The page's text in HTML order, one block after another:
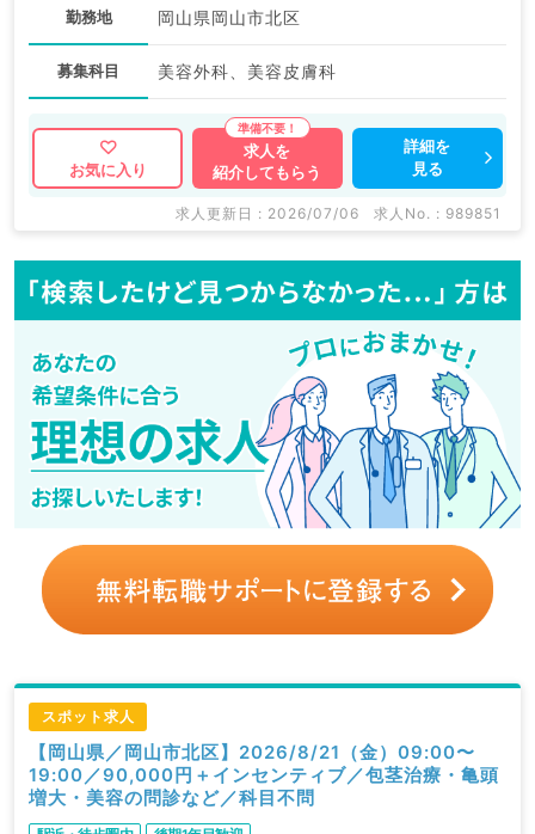
勤務地 岡山県岡山市北区
募集科目 美容外科、美容皮膚科
お気に入り
求人を
紹介してもらう
詳細を
見る
求人更新日 : 2026/07/06 求人No. : 989851
スポット求人
【岡山県／岡山市北区】2026/8/21（金）09:00〜
19:00／90,000円＋インセンティブ／包茎治療・亀頭
増大・美容の問診など／科目不問